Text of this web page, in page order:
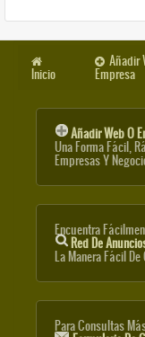
Inicio
Añadir
Empresa
Añadir Web O
Una Forma Fácil,
Empresas Y
Encuentra
Red De
La Manera Fácil De
Para Consultas